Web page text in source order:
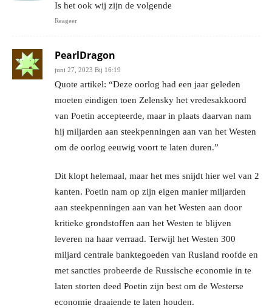
Is het ook wij zijn de volgende
Reageer
PearlDragon
juni 27, 2023 Bij 16:19
Quote artikel: “Deze oorlog had een jaar geleden
moeten eindigen toen Zelensky het vredesakkoord
van Poetin accepteerde, maar in plaats daarvan nam
hij miljarden aan steekpenningen aan van het Westen
om de oorlog eeuwig voort te laten duren.”
Dit klopt helemaal, maar het mes snijdt hier wel van 2
kanten. Poetin nam op zijn eigen manier miljarden
aan steekpenningen aan van het Westen aan door
kritieke grondstoffen aan het Westen te blijven
leveren na haar verraad. Terwijl het Westen 300
miljard centrale banktegoeden van Rusland roofde en
met sancties probeerde de Russische economie in te
laten storten deed Poetin zijn best om de Westerse
economie draaiende te laten houden.